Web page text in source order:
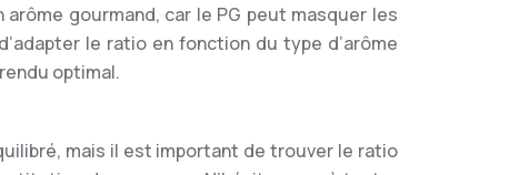
gourmand, car le PG peut masquer les
le ratio en fonction du type d’arôme
optimal.
mais il est important de trouver le ratio